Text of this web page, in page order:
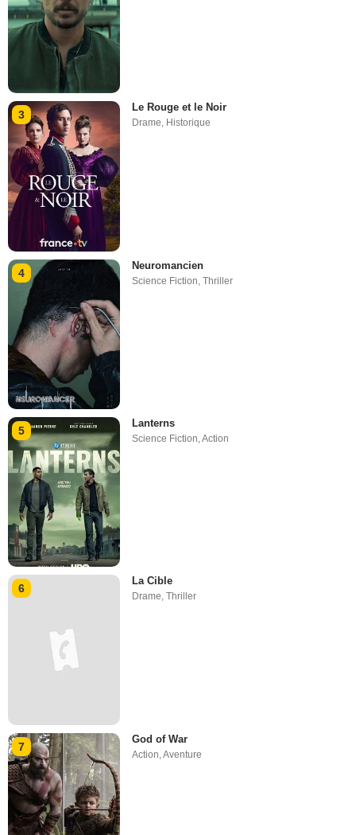
3
Le Rouge et le Noir
Drame, Historique
4
Neuromancien
Science Fiction ,Thriller
5
Lanterns
Science Fiction,Action
6
La Cible
Drame,Thriller
7
God of War
Action ,Aventure